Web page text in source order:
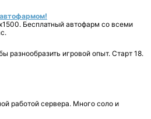
Бесплатный автофарм со всеми
разнообразить игровой опыт. Старт 18.
работой сервера. Много соло и